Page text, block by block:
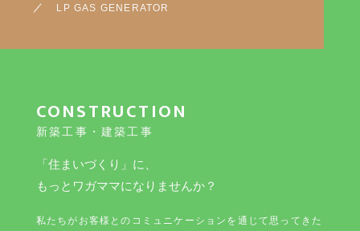
LP GAS GENERATOR
CONSTRUCTION
新築工事・建築工事
「住まいづくり」に、
もっとワガママになりませんか？
私たちがお客様とのコミュニケーションを通じて思ってきた